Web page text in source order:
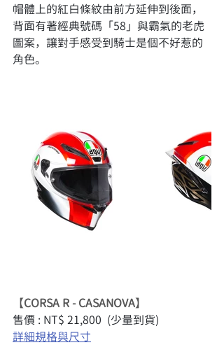
帽體上的紅白條紋由前方延伸到後面，
背面有著經典號碼「58」與霸氣的老虎
圖案，讓對手感受到騎士是個不好惹的
角色。
【CORSA R - CASANOVA】
售價 : NT$ 21,800  (少量到貨)
詳細規格與尺寸